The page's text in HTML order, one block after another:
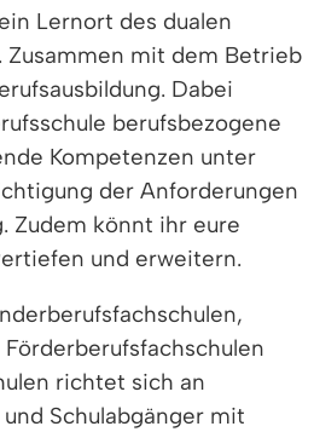
Lernort des dualen
Zusammen mit dem Betrieb
Dabei
berufsbezogene
Kompetenzen unter
der Anforderungen
Zudem könnt ihr eure
und erweitern.
richtet sich an
Schulabgänger mit